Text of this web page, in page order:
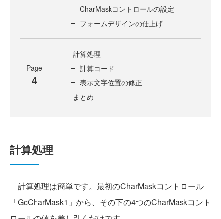
CharMaskコントロールの設定
フォームデザインの仕上げ
Page
4
計算処理
計算コード
表示文字位置の修正
まとめ
計算処理
計算処理は簡単です。最初のCharMaskコントロール
「GcCharMask1」から、その下の4つのCharMaskコント